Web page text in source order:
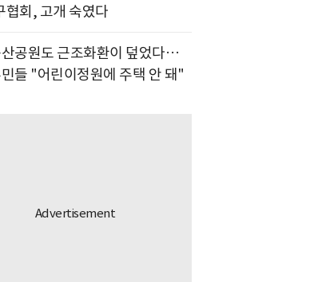
협회, 고개 숙였다
공원도 근조화환이 덮었다…
들 "어린이정원에 주택 안 돼"